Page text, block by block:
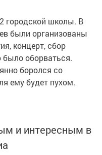
городской школы. В
были организованы
концерт, сбор
было оборваться.
боролся со
ему будет пухом.
и интересным в